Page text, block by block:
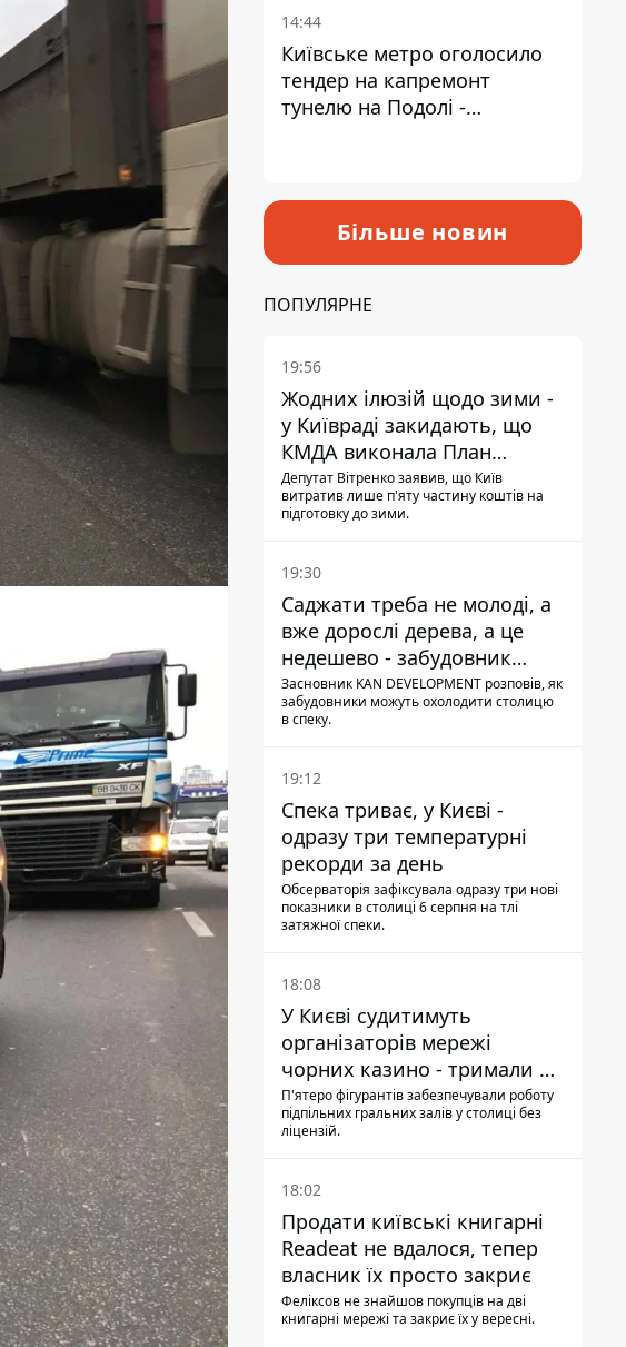
14:44
Київське метро оголосило
тендер на капремонт
тунелю на Подолі -
Більше новин
ПОПУЛЯРНЕ
19:56
Жодних ілюзій щодо зими -
у Київраді закидають, що
КМДА виконала План
стійкості на 20%
Депутат Вітренко заявив, що Київ
витратив лише п'яту частину коштів на
підготовку до зими.
19:30
Саджати треба не молоді, а
вже дорослі дерева, а це
недешево - забудовник
Ніконов
Засновник KAN DEVELOPMENT розповів, як
забудовники можуть охолодити столицю
в спеку.
19:12
Спека триває, у Києві -
одразу три температурні
рекорди за день
Обсерваторія зафіксувала одразу три нові
показники в столиці 6 серпня на тлі
затяжної спеки.
18:08
У Києві судитимуть
організаторів мережі
чорних казино - тримали 39
закладів
П'ятеро фігурантів забезпечували роботу
підпільних гральних залів у столиці без
ліцензій.
18:02
Продати київські книгарні
Readeat не вдалося, тепер
власник їх просто закриє
Феліксов не знайшов покупців на дві
книгарні мережі та закриє їх у вересні.